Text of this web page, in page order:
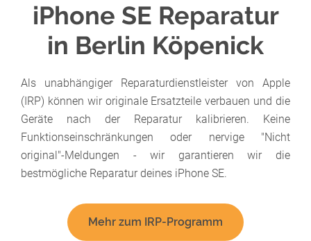
iPhone SE Reparatur
in Berlin Köpenick
Als unabhängiger Reparaturdienstleister von Apple
(IRP) können wir originale Ersatzteile verbauen und die
Geräte nach der Reparatur kalibrieren. Keine
Funktionseinschränkungen oder nervige "Nicht
original"-Meldungen - wir garantieren wir die
bestmögliche Reparatur deines iPhone SE.
Mehr zum IRP-Programm